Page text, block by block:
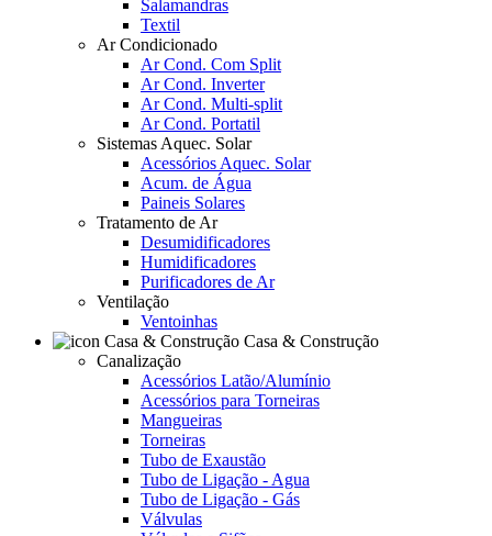
Salamandras
Textil
Ar Condicionado
Ar Cond. Com Split
Ar Cond. Inverter
Ar Cond. Multi-split
Ar Cond. Portatil
Sistemas Aquec. Solar
Acessórios Aquec. Solar
Acum. de Água
Paineis Solares
Tratamento de Ar
Desumidificadores
Humidificadores
Purificadores de Ar
Ventilação
Ventoinhas
Casa & Construção
Canalização
Acessórios Latão/Alumínio
Acessórios para Torneiras
Mangueiras
Torneiras
Tubo de Exaustão
Tubo de Ligação - Agua
Tubo de Ligação - Gás
Válvulas